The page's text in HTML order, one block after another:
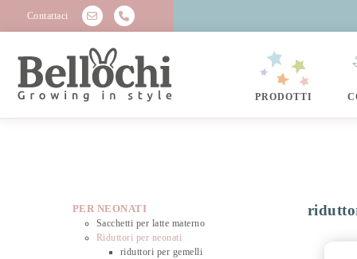
Contattaci
PRODOTTI
PER NEONATI
Sacchetti per latte materno
Riduttori per neonati
riduttori per gemelli